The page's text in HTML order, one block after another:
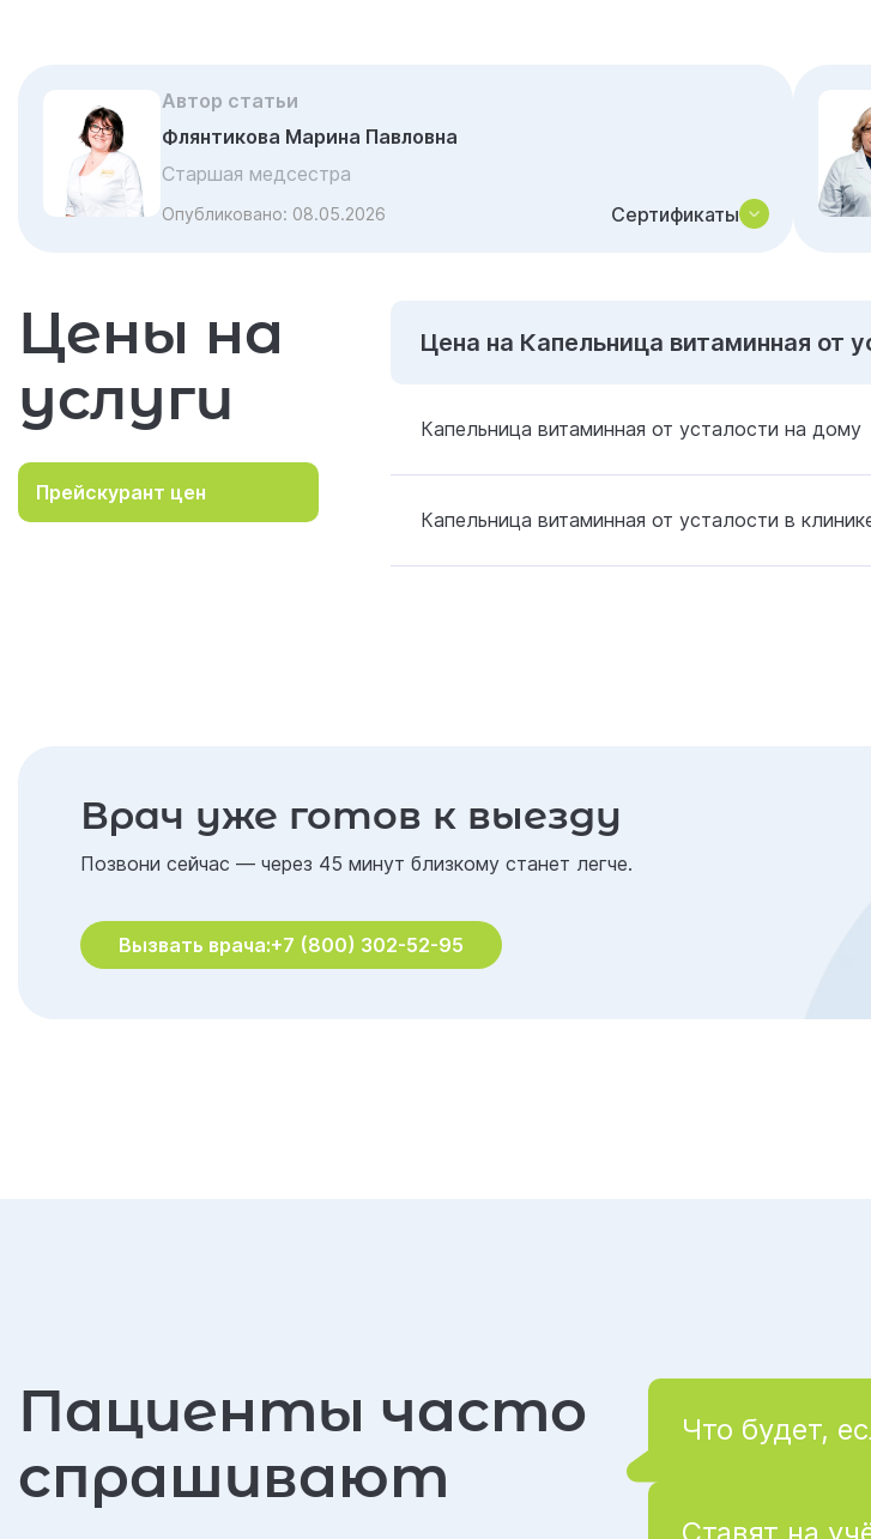
Автор статьи
Флянтикова Марина Павловна
Старшая медсестра
Опубликовано: 08.05.2026 Сертификаты
Цены на
услуги
Прейскурант цен
Цена на Капельница витаминная от
Капельница витаминная от усталости на дому
Капельница витаминная от усталости в
Врач уже готов к выезду
Позвони сейчас — через 45 минут близкому станет легче.
Вызвать врача:+7 (800) 302-52-95
Пациенты часто
спрашивают
Что будет,